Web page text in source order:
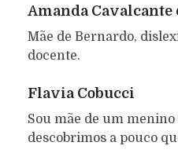
Amanda Cavalcante
Mãe de Bernardo,
docente.
Flavia Cobucci
Sou mãe de um menino
descobrimos a pouco